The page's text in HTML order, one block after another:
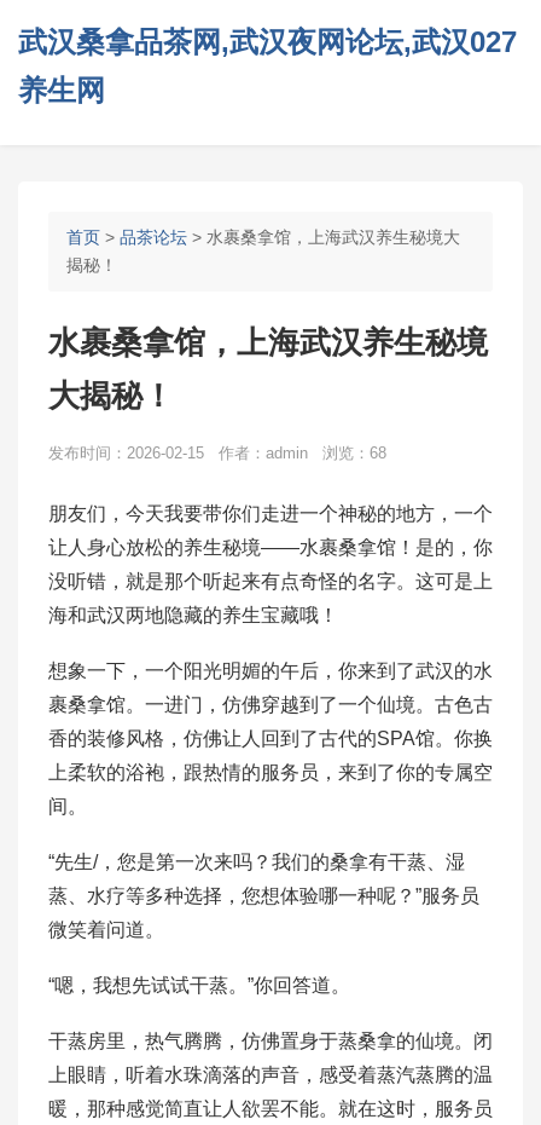
武汉桑拿品茶网,武汉夜网论坛,武汉027
养生网
首页 > 品茶论坛 > 水裹桑拿馆，上海武汉养生秘境大
揭秘！
水裹桑拿馆，上海武汉养生秘境
大揭秘！
发布时间：2026-02-15 作者：admin 浏览：68
朋友们，今天我要带你们走进一个神秘的地方，一个
让人身心放松的养生秘境——水裹桑拿馆！是的，你
没听错，就是那个听起来有点奇怪的名字。这可是上
海和武汉两地隐藏的养生宝藏哦！
想象一下，一个阳光明媚的午后，你来到了武汉的水
裹桑拿馆。一进门，仿佛穿越到了一个仙境。古色古
香的装修风格，仿佛让人回到了古代的SPA馆。你换
上柔软的浴袍，跟热情的服务员，来到了你的专属空
间。
“先生/，您是第一次来吗？我们的桑拿有干蒸、湿
蒸、水疗等多种选择，您想体验哪一种呢？”服务员
微笑着问道。
“嗯，我想先试试干蒸。”你回答道。
干蒸房里，热气腾腾，仿佛置身于蒸桑拿的仙境。闭
上眼睛，听着水珠滴落的声音，感受着蒸汽蒸腾的温
暖，那种感觉简直让人欲罢不能。就在这时，服务员